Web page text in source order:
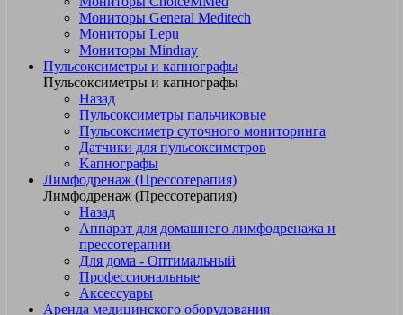
Мониторы General Meditech
Мониторы Lepu
Мониторы Mindray
Пульсоксиметры и капнографы
Пульсоксиметры и капнографы
Назад
Пульсоксиметры пальчиковые
Пульсоксиметр суточного мониторинга
Датчики для пульсоксиметров
Kапнографы
Лимфодренаж (Прессотерапия)
Лимфодренаж (Прессотерапия)
Назад
Аппарат для домашнего лимфодренажа и
прессотерапии
Для дома - Оптимальный
Профессиональные
Аксессуары
Аренда медицинского оборудования